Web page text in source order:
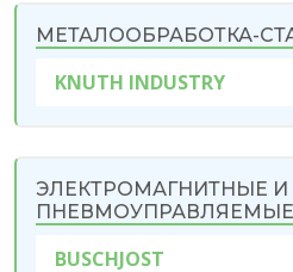
МЕТАЛООБРАБОТКА-
KNUTH INDUSTRY
ЭЛЕКТРОМАГНИТНЫЕ И
BUSCHJOST